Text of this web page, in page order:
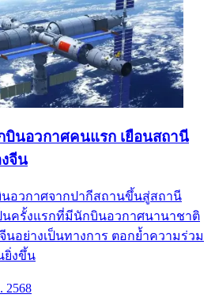
บินอวกาศคนแรก เยือนสถานี
จีน
อวกาศจากปากีสถานขึ้นสู่สถานี
ป็นครั้งแรกที่มีนักบินอวกาศนานาชาติ
นอย่างเป็นทางการ ตอกย้ำความร่วม
ยิ่งขึ้น
2568